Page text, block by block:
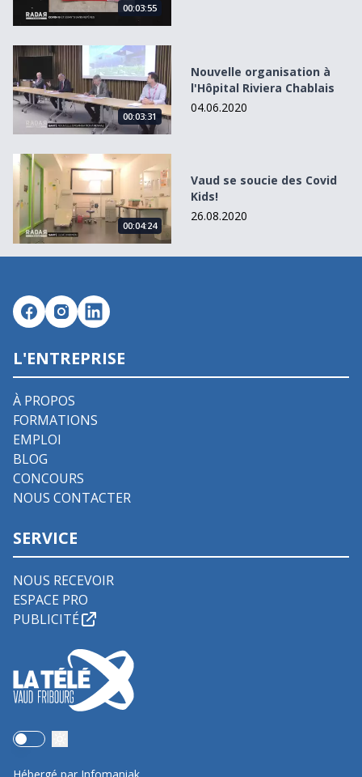
00:03:55
Nouvelle organisation à l&#039;Hôpital Riviera Chablais
00:03:31
Nouvelle organisation à
l'Hôpital Riviera Chablais
04.06.2020
Vaud se soucie des Covid Kids!
00:04:24
Vaud se soucie des Covid
Kids!
26.08.2020
L'ENTREPRISE
À PROPOS
FORMATIONS
EMPLOI
BLOG
CONCOURS
NOUS CONTACTER
SERVICE
NOUS RECEVOIR
ESPACE PRO
PUBLICITÉ
Use setting